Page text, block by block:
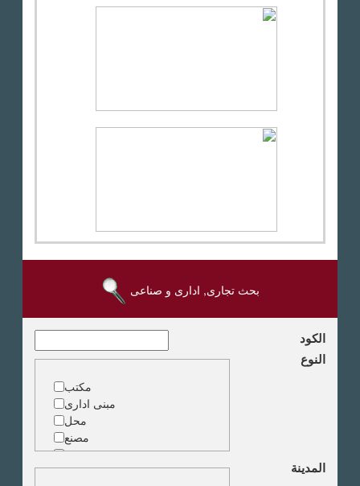
بحث تجارى, ادارى و صناعى
الكود
النوع
مكتب
مبنى ادارى
محل
مصنع
مخزن
ارض خدمات
المدينة